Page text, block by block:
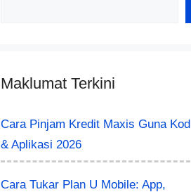
Maklumat Terkini
Cara Pinjam Kredit Maxis Guna Kod
& Aplikasi 2026
Cara Tukar Plan U Mobile: App,